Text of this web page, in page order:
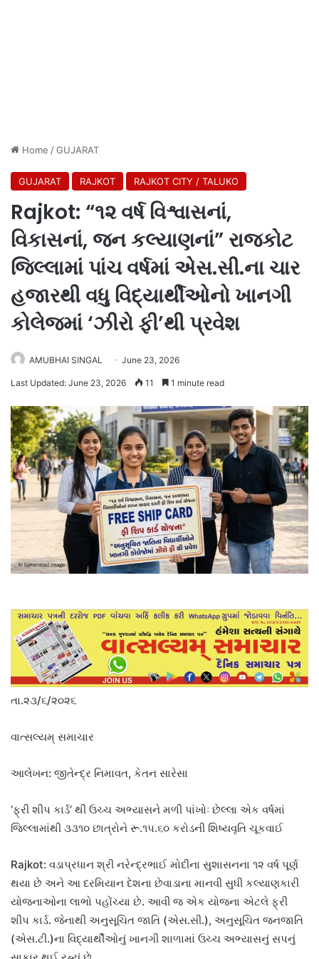
Home /GUJARAT
GUJARAT RAJKOT RAJKOT CITY / TALUKO
Rajkot: “૧૨ વર્ષ વિશ્વાસનાં,
વિકાસનાં, જન કલ્યાણનાં” રાજકોટ
જિલ્લામાં પાંચ વર્ષમાં એસ.સી.ના ચાર
હજારથી વધુ વિદ્યાર્થીઓનો ખાનગી
કોલેજમાં ‘ઝીરો ફી’થી પ્રવેશ
AMUBHAI SINGAL June 23, 2026
Last Updated: June 23, 2026 11 1 minute read
તા.૨૩/૬/૨૦૨૬
વાત્સલ્યમ્ સમાચાર
આલેખન: જીતેન્દ્ર નિમાવત, કેતન સારેસા
‘ફ્રી શીપ કાર્ડ’ થી ઉચ્ચ અભ્યાસને મળી પાંખોઃ છેલ્લા એક વર્ષમાં
જિલ્લામાંથી ૩૩૧૦ છાત્રોને રૂ.૧૫.૬૦ કરોડની શિષ્યવૃતિ ચૂકવાઈ
Rajkot: વડાપ્રધાન શ્રી નરેન્દ્રભાઈ મોદીના સુશાસનના ૧૨ વર્ષ પૂર્ણ
થયા છે અને આ દરમિયાન દેશના છેવાડાના માનવી સુધી કલ્યાણકારી
યોજનાઓના લાભો પહોંચ્યા છે. આવી જ એક યોજના એટલે ફ્રી
શીપ કાર્ડ. જેનાથી અનુસૂચિત જાતિ (એસ.સી.), અનુસૂચિત જનજાતિ
(એસ.ટી.)ના વિદ્યાર્થીઓનું ખાનગી શાળામાં ઉચ્ચ અભ્યાસનું સપનું